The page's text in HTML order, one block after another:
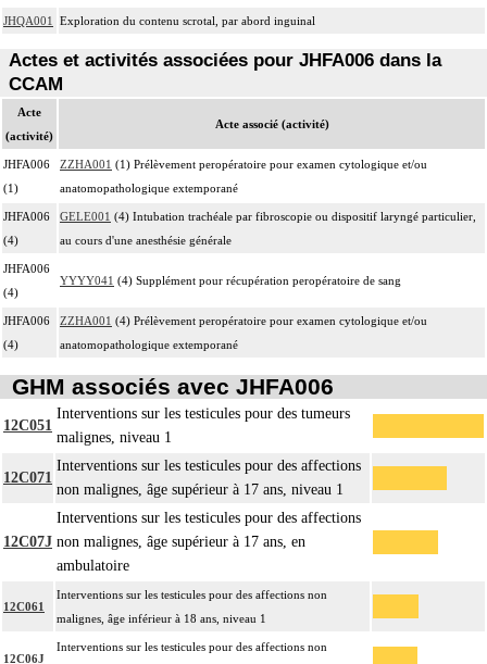
JHQA001 Exploration du contenu scrotal, par abord inguinal
Actes et activités associées pour JHFA006 dans la
CCAM
Acte
(activité)
Acte associé (activité)
JHFA006
(1)
ZZHA001 (1) Prélèvement peropératoire pour examen cytologique et/ou
anatomopathologique extemporané
JHFA006
(4)
GELE001 (4) Intubation trachéale par fibroscopie ou dispositif laryngé particulier,
au cours d'une anesthésie générale
JHFA006
(4)
YYYY041 (4) Supplément pour récupération peropératoire de sang
JHFA006
(4)
ZZHA001 (4) Prélèvement peropératoire pour examen cytologique et/ou
anatomopathologique extemporané
GHM associés avec JHFA006
12C051
Interventions sur les testicules pour des tumeurs
malignes, niveau 1
12C071
Interventions sur les testicules pour des affections
non malignes, âge supérieur à 17 ans, niveau 1
12C07J
Interventions sur les testicules pour des affections
non malignes, âge supérieur à 17 ans, en
ambulatoire
12C061
Interventions sur les testicules pour des affections non
malignes, âge inférieur à 18 ans, niveau 1
12C06J
Interventions sur les testicules pour des affections non